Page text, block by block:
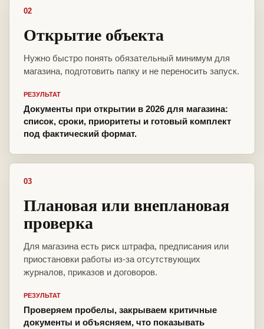
02
Открытие объекта
Нужно быстро понять обязательный минимум для
магазина, подготовить папку и не переносить запуск.
РЕЗУЛЬТАТ
Документы при открытии в 2026 для магазина:
список, сроки, приоритеты и готовый комплект
под фактический формат.
03
Плановая или внеплановая
проверка
Для магазина есть риск штрафа, предписания или
приостановки работы из-за отсутствующих
журналов, приказов и договоров.
РЕЗУЛЬТАТ
Проверяем пробелы, закрываем критичные
документы и объясняем, что показывать